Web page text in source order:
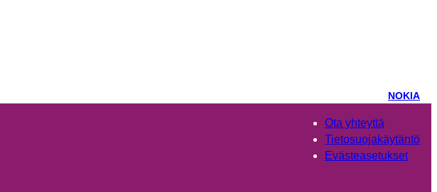
NOKIA
Ota yhteyttä
Tietosuojakäytäntö
Evästeasetukset